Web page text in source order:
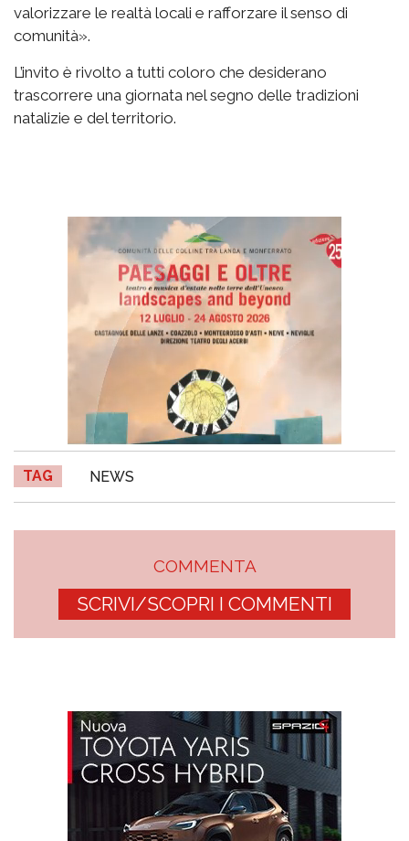
valorizzare le realtà locali e rafforzare il senso di
comunità».
L’invito è rivolto a tutti coloro che desiderano
trascorrere una giornata nel segno delle tradizioni
natalizie e del territorio.
TAG NEWS
COMMENTA
SCRIVI/SCOPRI I COMMENTI